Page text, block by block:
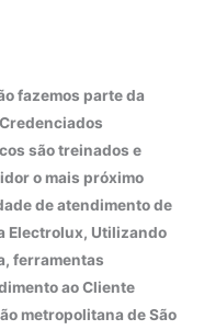
fazemos parte da
são treinados e
o mais próximo
de atendimento de
Electrolux, Utilizando
ferramentas
ao Cliente
metropolitana de São